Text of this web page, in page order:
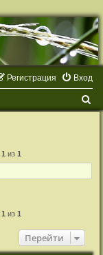
Вход
Регистрация
1 из 1
1 из 1
Перейти